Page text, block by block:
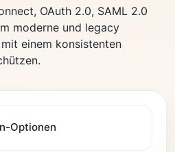
OAuth 2.0, SAML 2.0
moderne und legacy
einem konsistenten
Optionen